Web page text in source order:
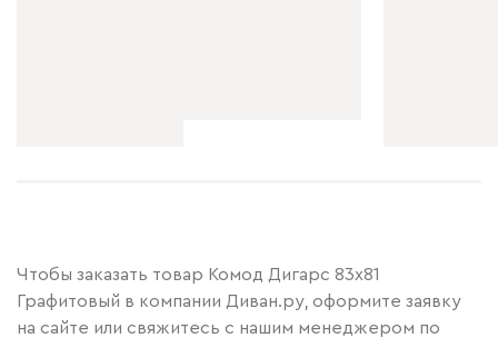
Чтобы заказать товар Комод Дигарс 83x81
Графитовый в компании Диван.ру, оформите заявку
на сайте или свяжитесь с нашим менеджером по